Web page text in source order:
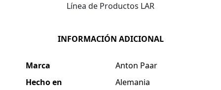
Línea de Productos LAR
INFORMACIÓN ADICIONAL
Marca
Anton Paar
Hecho en
Alemania